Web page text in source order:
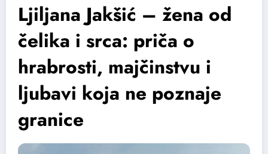
Ljiljana Jakšić – žena od
čelika i srca: priča o
hrabrosti, majčinstvu i
ljubavi koja ne poznaje
granice